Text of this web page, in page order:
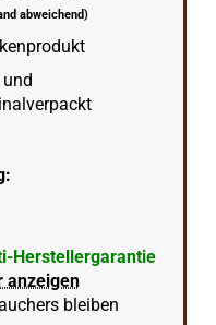
abweichend)
und
Herstellergarantie
anzeigen
bleiben